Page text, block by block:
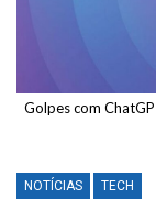
Golpes com
NOTÍCIAS TECH